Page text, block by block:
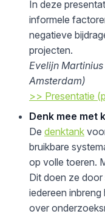
In deze
informele
negatieve
projecten.
Evelijn
Amsterdam)
>> Presentatie
Denk mee met
De denktank
bruikbare
op volle toeren.
Dit doen ze door
iedereen
over